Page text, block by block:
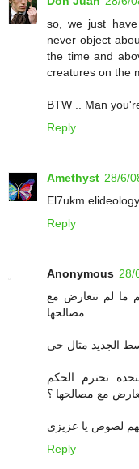
so, we just
never object
the time and
creatures on the
BTW .. Man
Reply
Amethyst 28/6/
El7ukm
Reply
Anonymous 28/
ما لم تتعارض مع
مصالحها
الجديد مثال حي
تحترم الحكم
لصوص يا عزيزي
Reply